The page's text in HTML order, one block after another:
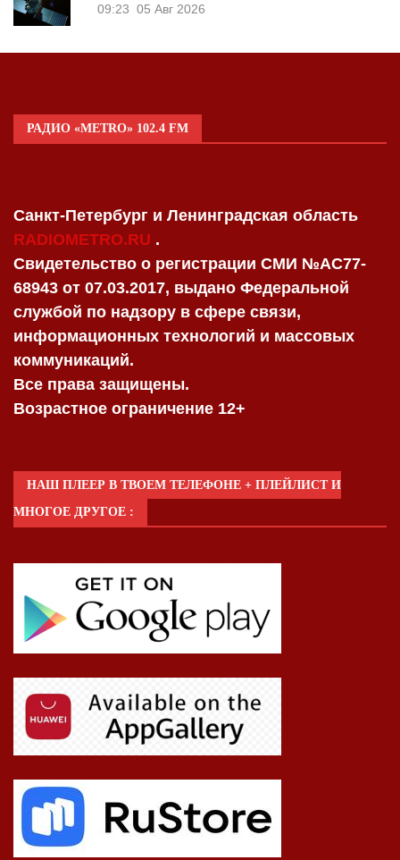
09:23 05 Авг 2026
РАДИО «METRO» 102.4 FM
Санкт-Петербург и Ленинградская область
RADIOMETRO.RU .
Свидетельство о регистрации СМИ №AC77-
68943 от 07.03.2017, выдано Федеральной
службой по надзору в сфере связи,
информационных технологий и массовых
коммуникаций.
Все права защищены.
Возрастное ограничение 12+
НАШ ПЛЕЕР В ТВОЕМ ТЕЛЕФОНЕ + ПЛЕЙЛИСТ И
МНОГОЕ ДРУГОЕ :